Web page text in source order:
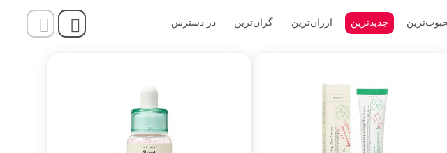
پاوربانک
گجت و ابزار کاربردی
جدیدترین ارزان‌ترین گران‌ترین در دسترس